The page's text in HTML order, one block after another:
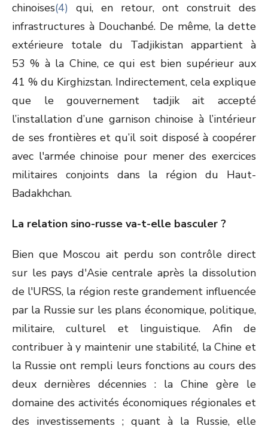
chinoises(4) qui, en retour, ont construit des
infrastructures à Douchanbé. De même, la dette
extérieure totale du Tadjikistan appartient à
53 % à la Chine, ce qui est bien supérieur aux
41 % du Kirghizstan. Indirectement, cela explique
que le gouvernement tadjik ait accepté
l’installation d’une garnison chinoise à l’intérieur
de ses frontières et qu’il soit disposé à coopérer
avec l'armée chinoise pour mener des exercices
militaires conjoints dans la région du Haut-
Badakhchan.
La relation sino-russe va-t-elle basculer ?
Bien que Moscou ait perdu son contrôle direct
sur les pays d'Asie centrale après la dissolution
de l'URSS, la région reste grandement influencée
par la Russie sur les plans économique, politique,
militaire, culturel et linguistique. Afin de
contribuer à y maintenir une stabilité, la Chine et
la Russie ont rempli leurs fonctions au cours des
deux dernières décennies : la Chine gère le
domaine des activités économiques régionales et
des investissements ; quant à la Russie, elle